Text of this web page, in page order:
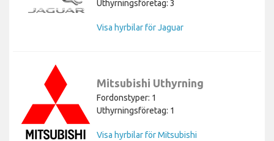
Uthyrningsföretag: 3
Visa hyrbilar för Jaguar
Mitsubishi Uthyrning
Fordonstyper: 1
Uthyrningsföretag: 1
Visa hyrbilar för Mitsubishi